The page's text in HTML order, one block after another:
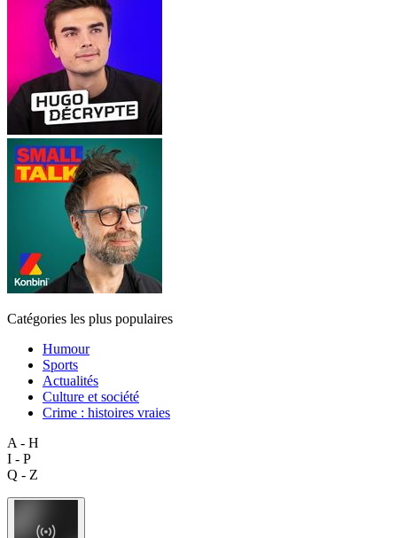
Catégories les plus populaires
Humour
Sports
Actualités
Culture et société
Crime : histoires vraies
A - H
I - P
Q - Z